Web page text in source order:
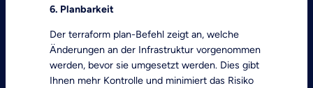
6. Planbarkeit
Der terraform plan-Befehl zeigt an, welche
Änderungen an der Infrastruktur vorgenommen
werden, bevor sie umgesetzt werden. Dies gibt
Ihnen mehr Kontrolle und minimiert das Risiko